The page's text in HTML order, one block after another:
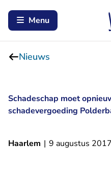
Menu
Nieuws
Schadeschap moet
schadevergoeding
Haarlem | 9 augustus 2017